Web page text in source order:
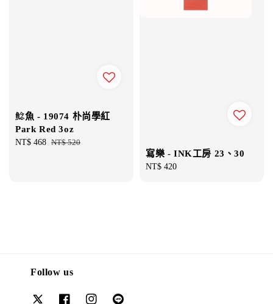
鯰魚 - 19074 朴尚學紅
Park Red 3oz
Sale
NT$ 468 Regular
NT$ 520
寫樂 - INK工房 23、30
Regular
NT$ 420
Follow us